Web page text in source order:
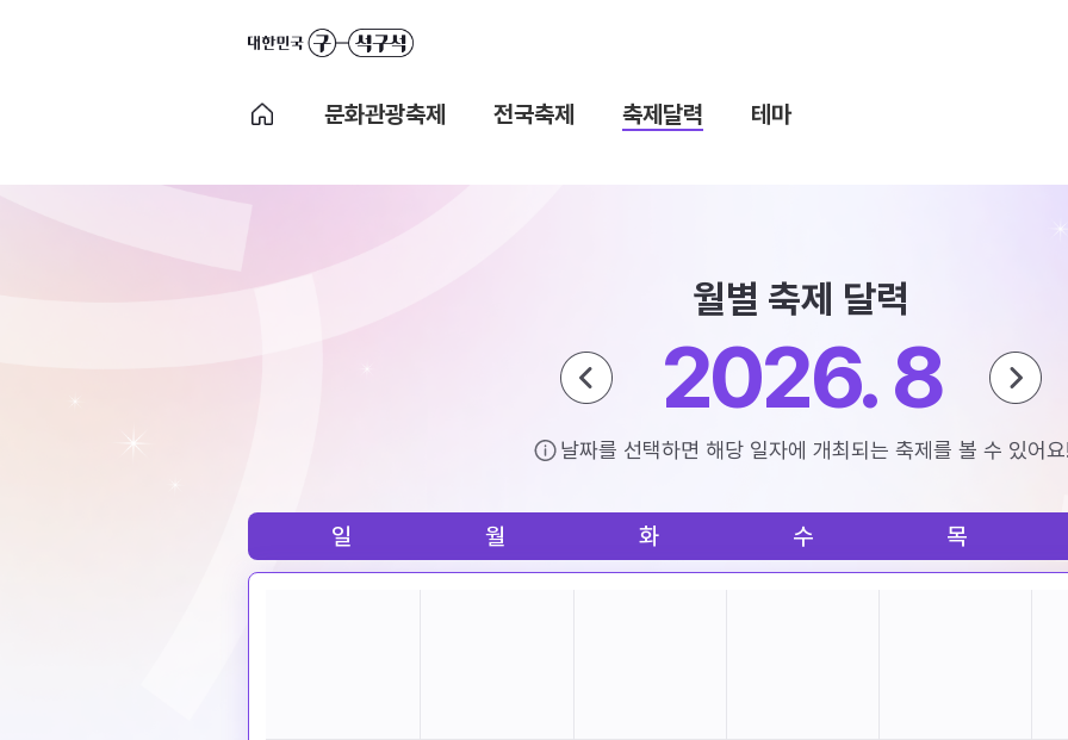
문화관광축제 전국축제 축제달력 테마
월별 축제 달력
2026. 8
날짜를 선택하면 해당 일자에 개최되는 축제를 볼 수 있어
일 월 화 수 목